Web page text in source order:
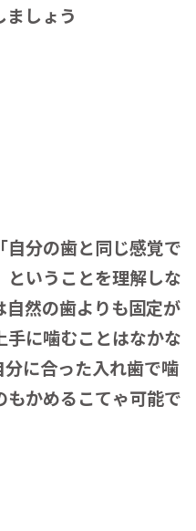
しょう
分の歯と同じ感覚で
いうことを理解しな
自然の歯よりも固定が
に噛むことはなかな
に合った入れ歯で噛
かめるこてゃ可能で